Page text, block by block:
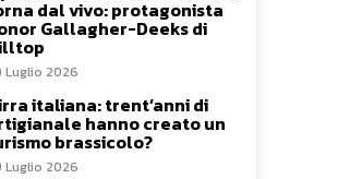
dal vivo: protagonista
Gallagher-Deeks di
Luglio 2026
italiana: trent’anni di
hanno creato un
brassicolo?
Luglio 2026